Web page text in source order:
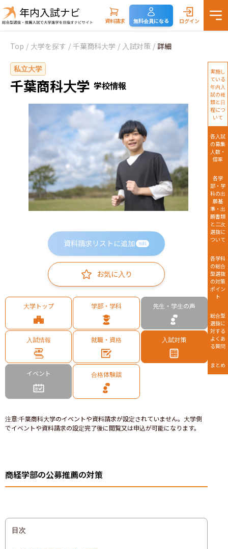
資料請求 無料会員になる ログイン
Top / 大学を探す / 千葉商科大学 / 入試対策 / 詳細
私立大学
千葉商科大学 学校情報
資料請求リストに追加 無料
お気に入り
大学トップ 学部・学科 先生・学生の声
入試情報 就職・資格 入試対策
イベント 合格体験談
注意:千葉商科大学のイベントや資料請求が設定されていません。大学側
でイベントや資料請求の設定完了後に閲覧又は申込が可能になります。
商経学部の公募推薦の対策
目次
実施し
ている
年内入
試の種
類と日
程につ
いて
各入試
の募集
人数・
倍率
各学
部・学
科の出
願基
準・出
願書類
と二次
選抜に
ついて
各学科
の総合
型選抜
の対策
ポイン
ト
総合型
選抜に
対する
よくあ
る質問
まとめ